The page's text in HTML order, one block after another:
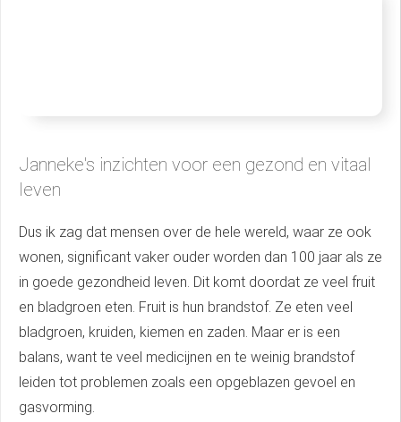
Janneke's inzichten voor een gezond en vitaal
leven
Dus ik zag dat mensen over de hele wereld, waar ze ook
wonen, significant vaker ouder worden dan 100 jaar als ze
in goede gezondheid leven. Dit komt doordat ze veel fruit
en bladgroen eten. Fruit is hun brandstof. Ze eten veel
bladgroen, kruiden, kiemen en zaden. Maar er is een
balans, want te veel medicijnen en te weinig brandstof
leiden tot problemen zoals een opgeblazen gevoel en
gasvorming.